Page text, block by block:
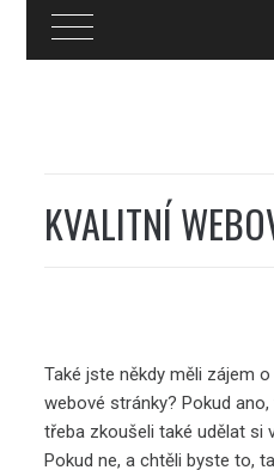
KVALITNÍ
Také jste někdy měli zájem
webové stránky? Pokud
třeba zkoušeli také udělat si
Pokud ne, a chtěli byste to,